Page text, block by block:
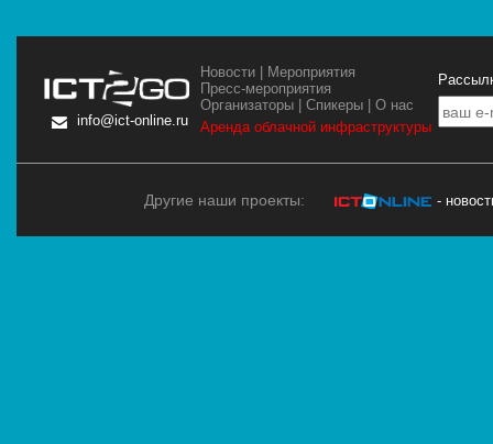
info@ict-online.ru
Новости
Мероприятия
Пресс-мероприятия
Организаторы |Спикеры |О нас
Аренда облачной инфраструктуры
Другие наши проекты: -